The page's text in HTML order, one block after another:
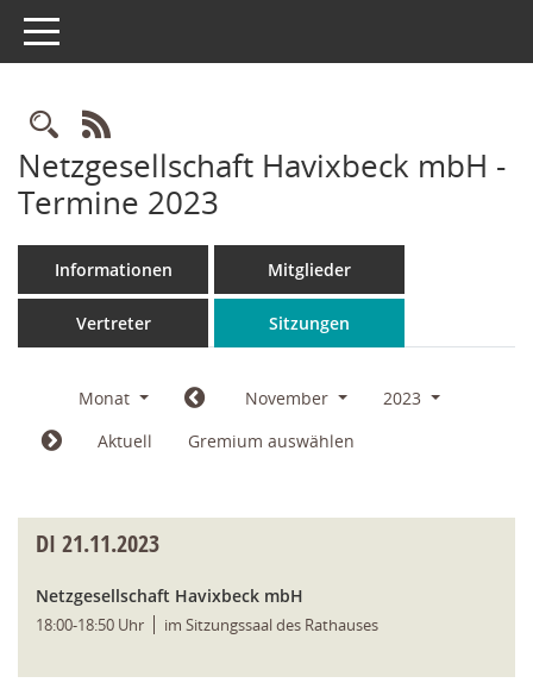
Toggle navigation
Rechercheauswahl
RSS-Feed
Netzgesellschaft Havixbeck mbH -
Termine 2023
Informationen Mitglieder
Vertreter Sitzungen
Monat November
2023
Aktuell
Gremium auswählen
DI 21.11.2023
Netzgesellschaft Havixbeck mbH
18:00-18:50 Uhr im Sitzungssaal des Rathauses